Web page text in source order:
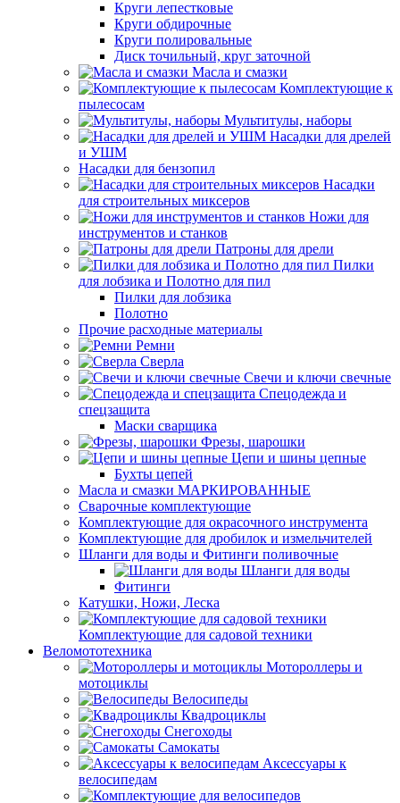
Круги лепестковые
Круги обдирочные
Круги полировальные
Диск точильный, круг заточной
Масла и смазки
Комплектующие к
пылесосам
Мультитулы, наборы
Насадки для дрелей
и УШМ
Насадки для бензопил
Насадки
для строительных миксеров
Ножи для
инструментов и станков
Патроны для дрели
Пилки
для лобзика и Полотно для пил
Пилки для лобзика
Полотно
Прочие расходные материалы
Ремни
Сверла
Свечи и ключи свечные
Спецодежда и
спецзащита
Маски сварщика
Фрезы, шарошки
Цепи и шины цепные
Бухты цепей
Масла и смазки МАРКИРОВАННЫЕ
Сварочные комплектующие
Комплектующие для окрасочного инструмента
Комплектующие для дробилок и измельчителей
Шланги для воды и Фитинги поливочные
Шланги для воды
Фитинги
Катушки, Ножи, Леска
Комплектующие для садовой техники
Веломототехника
Мотороллеры и
мотоциклы
Велосипеды
Квадроциклы
Снегоходы
Самокаты
Аксессуары к
велосипедам